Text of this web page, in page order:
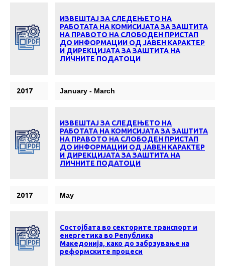
ИЗВЕШТАЈ ЗА СЛЕДЕЊЕТО НА
РАБОТАТА НА КОМИСИЈАТА ЗА ЗАШТИТА
НА ПРАВОТО НА СЛОБОДЕН ПРИСТАП
ДО ИНФОРМАЦИИ ОД ЈАВЕН КАРАКТЕР
И ДИРЕКЦИЈАТА ЗА ЗАШТИТА НА
ЛИЧНИТЕ ПОДАТОЦИ
2017 January - March
ИЗВЕШТАЈ ЗА СЛЕДЕЊЕТО НА
РАБОТАТА НА КОМИСИЈАТА ЗА ЗАШТИТА
НА ПРАВОТО НА СЛОБОДЕН ПРИСТАП
ДО ИНФОРМАЦИИ ОД ЈАВЕН КАРАКТЕР
И ДИРЕКЦИЈАТА ЗА ЗАШТИТА НА
ЛИЧНИТЕ ПОДАТОЦИ
2017 May
Состојбата во секторите транспорт и
енергетика во Република
Македонија, како до забрзување на
реформските процеси